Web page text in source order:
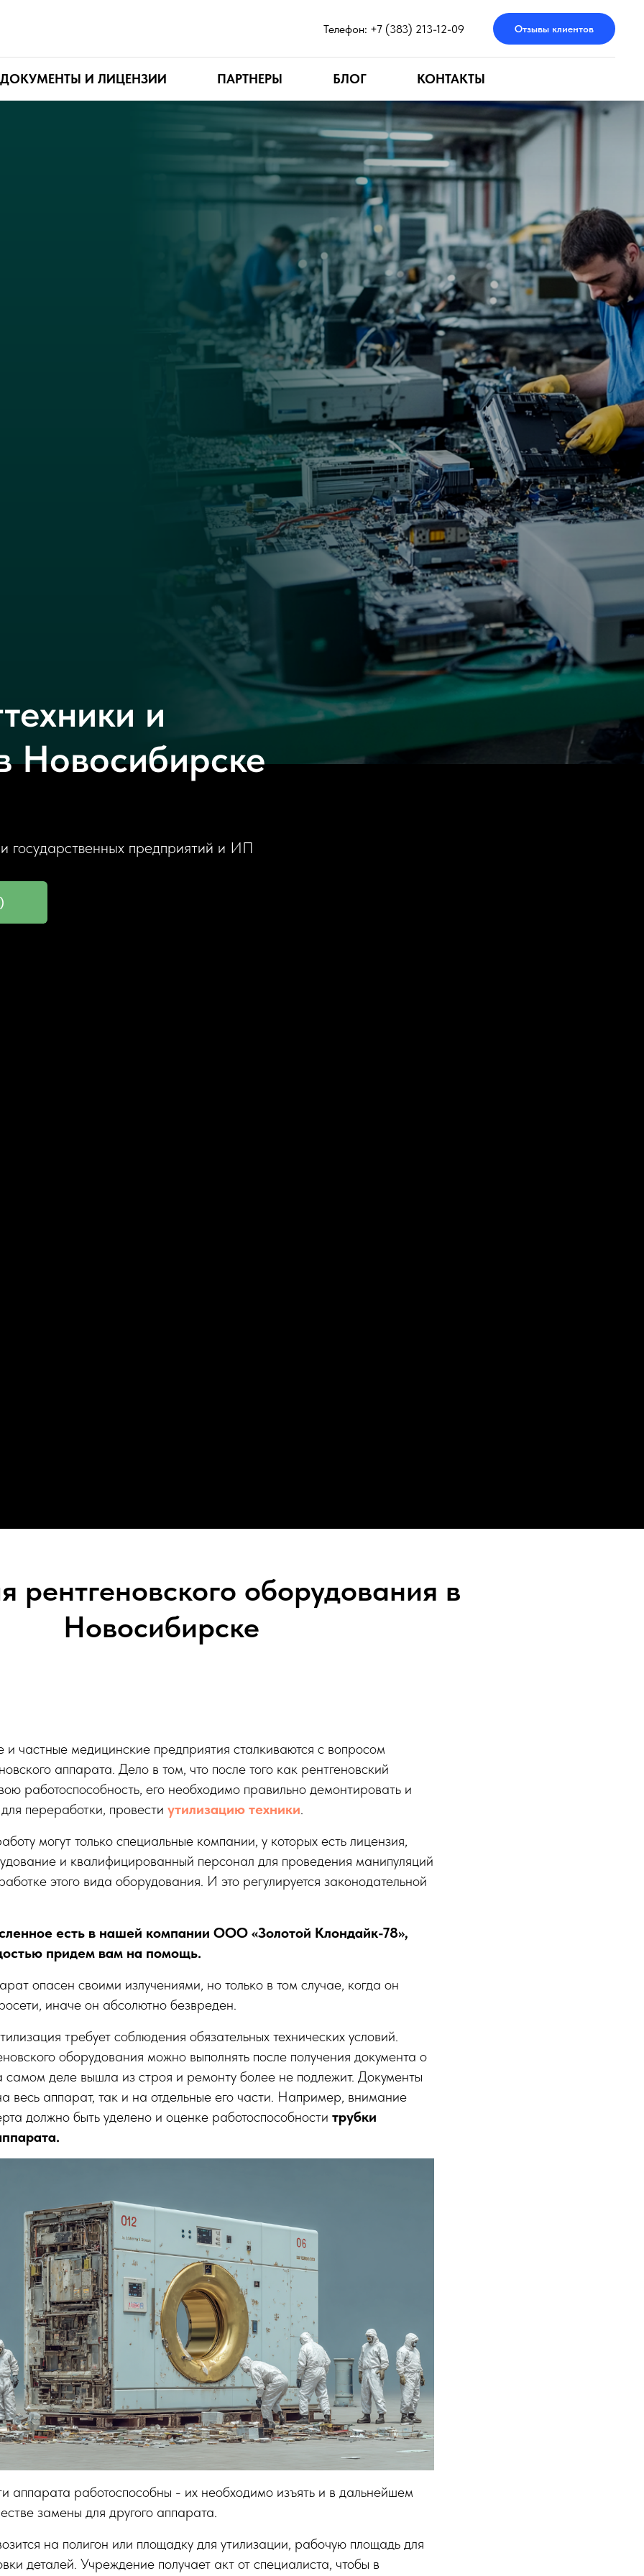
Телефон: +7 (383) 213-12-09 Отзывы клиентов
ДОКУМЕНТЫ И ЛИЦЕНЗИИ ПАРТНЕРЫ БЛОГ КОНТАКТЫ
и
Новосибирске
государственных предприятий и ИП
рентгеновского оборудования в
Новосибирске
и частные медицинские предприятия сталкиваются с вопросом
аппарата. Дело в том, что после того как рентгеновский
работоспособность, его необходимо правильно демонтировать и
переработки, провести утилизацию техники.
могут только специальные компании, у которых есть лицензия,
и квалифицированный персонал для проведения манипуляций
этого вида оборудования. И это регулируется законодательной
есть в нашей компании ООО «Золотой Клондайк-78»,
придем вам на помощь.
опасен своими излучениями, но только в том случае, когда он
иначе он абсолютно безвреден.
требует соблюдения обязательных технических условий.
оборудования можно выполнять после получения документа о
самом деле вышла из строя и ремонту более не подлежит. Документы
весь аппарат, так и на отдельные его части. Например, внимание
должно быть уделено и оценке работоспособности трубки
аппарата работоспособны - их необходимо изъять и в дальнейшем
замены для другого аппарата.
на полигон или площадку для утилизации, рабочую площадь для
деталей. Учреждение получает акт от специалиста, чтобы в